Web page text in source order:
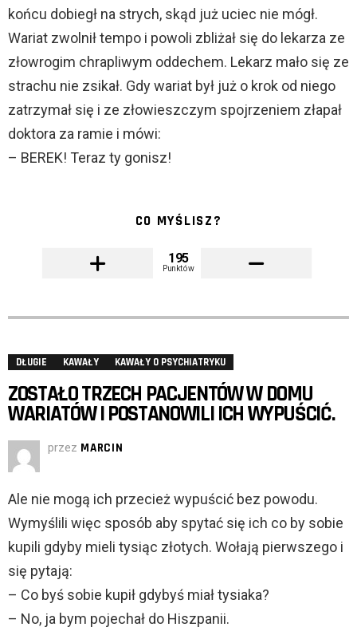
końcu dobiegł na strych, skąd już uciec nie mógł.
Wariat zwolnił tempo i powoli zbliżał się do lekarza ze
złowrogim chrapliwym oddechem. Lekarz mało się ze
strachu nie zsikał. Gdy wariat był już o krok od niego
zatrzymał się i ze złowieszczym spojrzeniem złapał
doktora za ramie i mówi:
– BEREK! Teraz ty gonisz!
CO MYŚLISZ?
195
Punktów
DŁUGIE KAWAŁY KAWAŁY O PSYCHIATRYKU
ZOSTAŁO TRZECH PACJENTÓW W DOMU
WARIATÓW I POSTANOWILI ICH WYPUŚCIĆ.
przez MARCIN
Ale nie mogą ich przecież wypuścić bez powodu.
Wymyślili więc sposób aby spytać się ich co by sobie
kupili gdyby mieli tysiąc złotych. Wołają pierwszego i
się pytają:
– Co byś sobie kupił gdybyś miał tysiaka?
– No, ja bym pojechał do Hiszpanii.